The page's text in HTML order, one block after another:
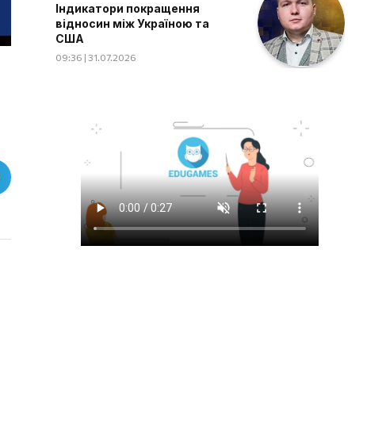
Індикатори покращення
відносин між Україною та
США
09:36 | 31.07.2026